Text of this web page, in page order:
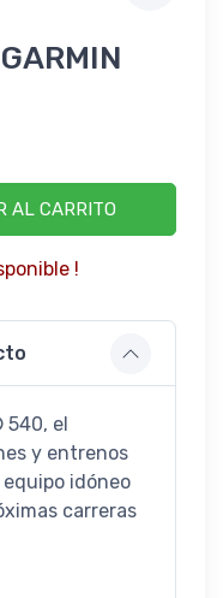
AL CARRITO
!
540, el
y entrenos
idóneo
carreras